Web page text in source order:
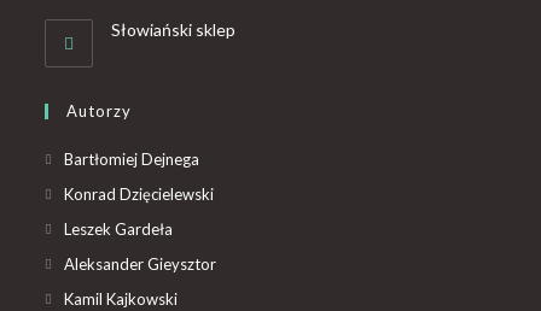
Słowiański sklep
Autorzy
Bartłomiej Dejnega
Konrad Dzięcielewski
Leszek Gardeła
Aleksander Gieysztor
Kamil Kajkowski